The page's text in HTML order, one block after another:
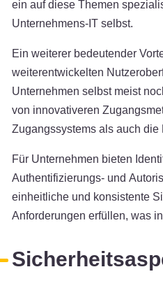
ein auf diese Themen
Unternehmens-IT selbst.
Ein weiterer bedeutender
weiterentwickelten
Unternehmen selbst meist
von innovativeren
Zugangssystems als auch
Für Unternehmen bieten
Authentifizierungs- und
einheitliche und konsistente
Anforderungen erfüllen, was